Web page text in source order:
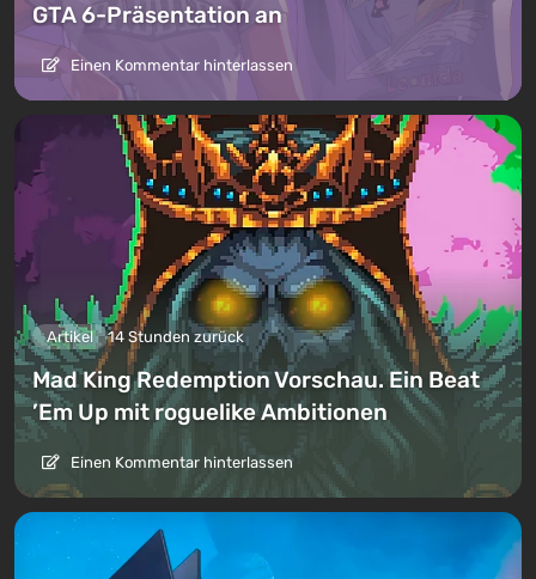
GTA 6-Präsentation an
Einen Kommentar hinterlassen
Artikel 14 Stunden zurück
Mad King Redemption Vorschau. Ein Beat
’Em Up mit roguelike Ambitionen
Einen Kommentar hinterlassen